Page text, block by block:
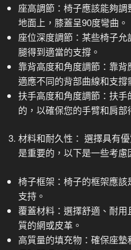
座高調節：椅子應該能夠
地面上，膝蓋呈90度彎曲。
座位深度調節：某些椅子
腿得到適當的支撐。
靠背高度和角度調節：靠
適應不同的背部曲線和支撐
扶手高度和角度調節：扶
的，以確保您的手臂和肩部
材料和耐久性： 選擇具有
是重要的，以下是一些考慮
椅子框架：椅子的框架應
支持。
覆蓋材料：選擇舒適、耐
質的網或皮革。
高質量的填充物：確保座